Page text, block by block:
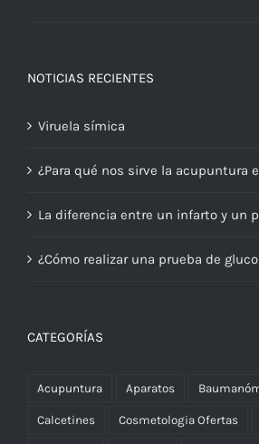
NOTICIAS RECIENTES
Viruela símica
¿Para qué nos sirve la acupuntura
La diferencia entre un infarto y un
¿Cómo realizar una prueba de
CATEGORÍAS
Acupuntura Aparatos
Calcetines Cosmetologia Ofertas